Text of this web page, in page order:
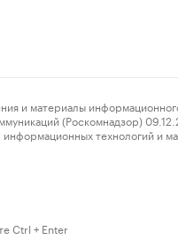
информационного
(Роскомнадзор)
технологий
Ctrl + Enter